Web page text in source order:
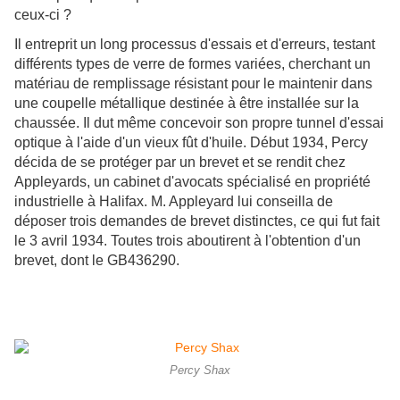
ceux-ci ?
Il entreprit un long processus d'essais et d'erreurs, testant
différents types de verre de formes variées, cherchant un
matériau de remplissage résistant pour le maintenir dans
une coupelle métallique destinée à être installée sur la
chaussée. Il dut même concevoir son propre tunnel d'essai
optique à l'aide d'un vieux fût d'huile. Début 1934, Percy
décida de se protéger par un brevet et se rendit chez
Appleyards, un cabinet d'avocats spécialisé en propriété
industrielle à Halifax. M. Appleyard lui conseilla de
déposer trois demandes de brevet distinctes, ce qui fut fait
le 3 avril 1934. Toutes trois aboutirent à l'obtention d'un
brevet, dont le GB436290.
Percy Shax